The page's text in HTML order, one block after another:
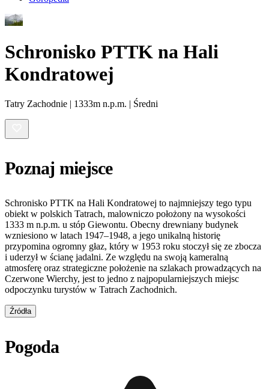
Schronisko PTTK na Hali
Kondratowej
Tatry Zachodnie | 1333m n.p.m. | Średni
Poznaj miejsce
Schronisko PTTK na Hali Kondratowej to najmniejszy tego typu
obiekt w polskich Tatrach, malowniczo położony na wysokości
1333 m n.p.m. u stóp Giewontu. Obecny drewniany budynek
wzniesiono w latach 1947–1948, a jego unikalną historię
przypomina ogromny głaz, który w 1953 roku stoczył się ze zbocza
i uderzył w ścianę jadalni. Ze względu na swoją kameralną
atmosferę oraz strategiczne położenie na szlakach prowadzących na
Czerwone Wierchy, jest to jedno z najpopularniejszych miejsc
odpoczynku turystów w Tatrach Zachodnich.
Źródła
Pogoda